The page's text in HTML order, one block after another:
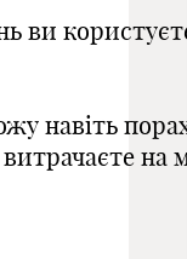
ви
навіть
на